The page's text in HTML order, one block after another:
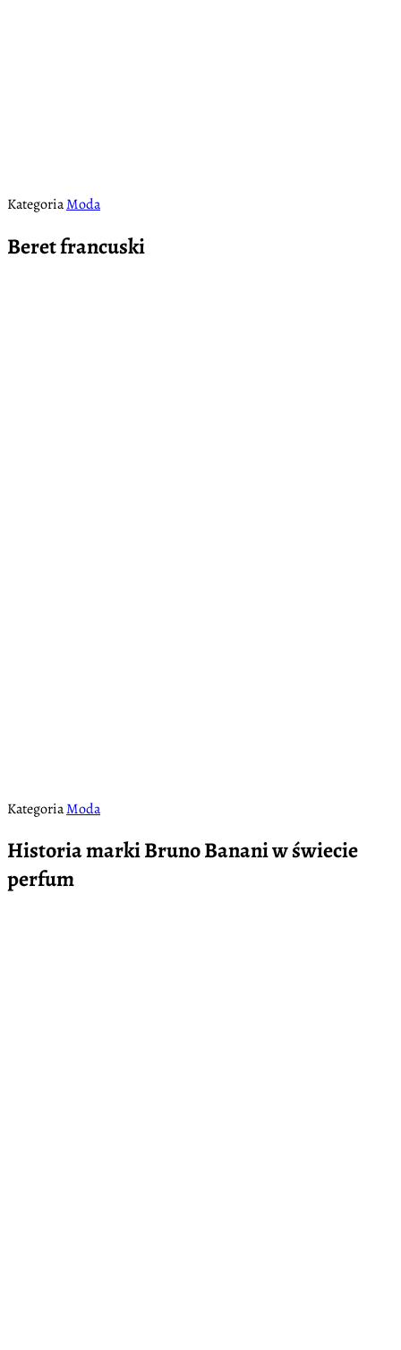
KategoriaModa
Beret francuski
KategoriaModa
Historia marki Bruno Banani w świecie
perfum